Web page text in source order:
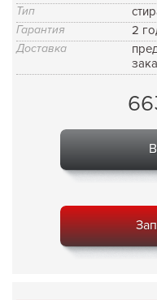
Тип
Гарантия 2
Доставка